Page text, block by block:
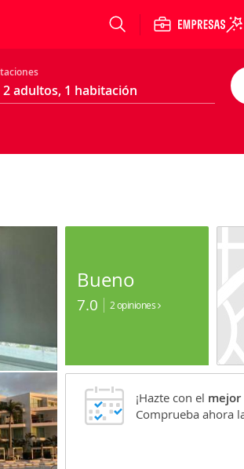
Bueno
7.0 2 opiniones
¡Hazte con el mejor
Comprueba ahora